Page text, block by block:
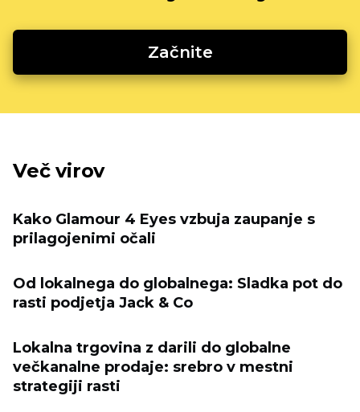
Začnite
Več virov
Kako Glamour 4 Eyes vzbuja zaupanje s
prilagojenimi očali
Od lokalnega do globalnega: Sladka pot do
rasti podjetja Jack & Co
Lokalna trgovina z darili do globalne
večkanalne prodaje: srebro v mestni
strategiji rasti